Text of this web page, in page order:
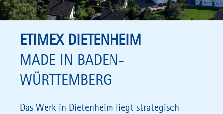
ETIMEX DIETENHEIM
MADE IN BADEN-
WÜRTTEMBERG
Das Werk in Dietenheim liegt strategisch